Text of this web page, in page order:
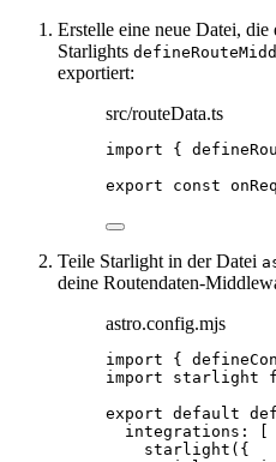
Erstelle eine neue Datei, die
Starlights
exportiert:
src/routeData.ts
import {
export const
Teile Starlight in der Datei
deine Routendaten-
astro.config.mjs
import {
import starlight
export default
integrations: [
starlight ({